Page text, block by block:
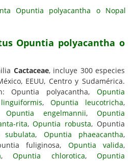
Opuntia polyacantha o
Cactaceae, incluye 300 especies
EEUU, Centro y Sudamérica.
Opuntia polyacantha,Opuntia
, Opuntia leucotricha,
Opuntia engelmannii, Opuntia
rita,Opuntia robusta, Opuntia
subulata, Opuntia phaeacantha,
fuliginosa, Opuntia valida,
, Opuntia chlorotica, Opuntia